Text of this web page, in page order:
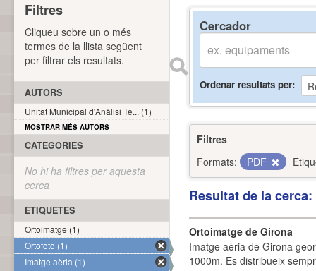
Cercador
Ordenar resultats per
Filtres
Formats:
PDF
Resultat de la
Ortoimatge de Girona
Imatge aèria de Girona
1000m. Es distribueix
Filtres
Cliqueu sobre un o més
termes de la llista següent
per filtrar els resultats.
AUTORS
Unitat Municipal d'Anàlisi Te... (1)
MOSTRAR MÉS AUTORS
CATEGORIES
No hi ha filtres per aquesta
cerca
ETIQUETES
Ortoimatge (1)
Ortofoto (1)
Imatge aèria (1)